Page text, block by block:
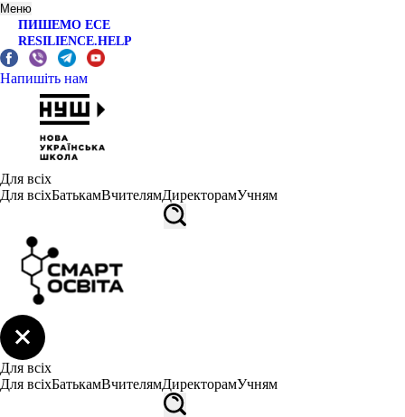
Меню
ПИШЕМО ЕСЕ
RESILIENCE.HELP
Напишіть нам
Для всіх
Для всіхБатькамВчителямДиректорамУчням
Для всіх
Для всіхБатькамВчителямДиректорамУчням